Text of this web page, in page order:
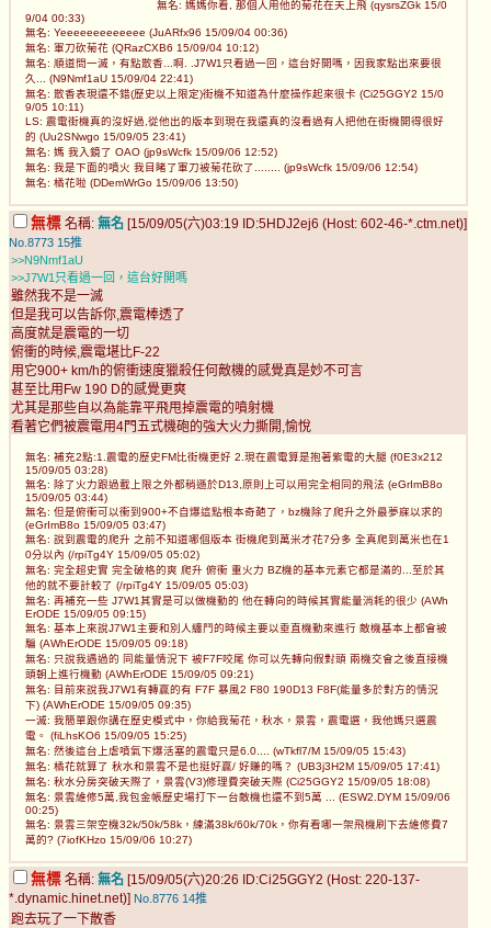
無名: 媽媽你看, 那個人用他的菊花在天上飛 (qysrsZGk 15/0
9/04 00:33)
無名: Yeeeeeeeeeeeee (JuARfx96 15/09/04 00:36)
無名: 軍刀砍菊花 (QRazCXB6 15/09/04 10:12)
無名: 順道問一滅，有點散香...啊. .J7W1只看過一回，這台好開嗎，因我家點出來要很
久... (N9Nmf1aU 15/09/04 22:41)
無名: 散香表現還不錯(歷史以上限定)街機不知道為什麼操作起來很卡 (Ci25GGY2 15/0
9/05 10:11)
LS: 震電街機真的沒好過,從他出的版本到現在我還真的沒看過有人把他在街機開得很好
的 (Uu2SNwgo 15/09/05 23:41)
無名: 媽 我入鏡了 OAO (jp9sWcfk 15/09/06 12:52)
無名: 我是下面的噴火 我目睹了軍刀被菊花砍了........ (jp9sWcfk 15/09/06 12:54)
無名: 橘花啦 (DDemWrGo 15/09/06 13:50)
無標 名稱: 無名 [15/09/05(六)03:19 ID:5HDJ2ej6 (Host: 602-46-*.ctm.net)]
No.8773 15推
>>N9Nmf1aU
>>J7W1只看過一回，這台好開嗎
雖然我不是一滅
但是我可以告訴你,震電棒透了
高度就是震電的一切
俯衝的時候,震電堪比F-22
用它900+ km/h的俯衝速度獵殺任何敵機的感覺真是妙不可言
甚至比用Fw 190 D的感覺更爽
尤其是那些自以為能靠平飛甩掉震電的噴射機
看著它們被震電用4門五式機砲的強大火力撕開,愉悅
無名: 補充2點:1.震電的歷史FM比街機更好 2.現在震電算是抱著紫電的大腿 (f0E3x212
15/09/05 03:28)
無名: 除了火力跟過載上限之外都稍遜於D13,原則上可以用完全相同的飛法 (eGrImB8o
15/09/05 03:44)
無名: 但是俯衝可以衝到900+不自爆這點根本奇葩了，bz機除了爬升之外最夢寐以求的
(eGrImB8o 15/09/05 03:47)
無名: 說到震電的爬升 之前不知道哪個版本 街機爬到萬米才花7分多 全真爬到萬米也在1
0分以內 (/rpiTg4Y 15/09/05 05:02)
無名: 完全超史實 完全破格的爽 爬升 俯衝 重火力 BZ機的基本元素它都是滿的...至於其
他的就不要計較了 (/rpiTg4Y 15/09/05 05:03)
無名: 再補充一些 J7W1其實是可以做機動的 他在轉向的時候其實能量消耗的很少 (AWh
ErODE 15/09/05 09:15)
無名: 基本上來說J7W1主要和別人纏鬥的時候主要以垂直機動來進行 敵機基本上都會被
騙 (AWhErODE 15/09/05 09:18)
無名: 只說我遇過的 同能量情況下 被F7F咬尾 你可以先轉向假對頭 兩機交會之後直接機
頭朝上進行機動 (AWhErODE 15/09/05 09:21)
無名: 目前來說我J7W1有轉贏的有 F7F 暴風2 F80 190D13 F8F(能量多於對方的情況
下) (AWhErODE 15/09/05 09:35)
一滅: 我簡單跟你講在歷史模式中，你給我菊花，秋水，景雲，震電選，我他媽只選震
電。 (fiLhsKO6 15/09/05 15:25)
無名: 然後這台上虐噴氣下爆活塞的震電只是6.0.... (wTkfl7/M 15/09/05 15:43)
無名: 橘花就算了 秋水和景雲不是也挺好贏/ 好賺的嗎？ (UB3j3H2M 15/09/05 17:41)
無名: 秋水分房突破天際了，景雲(V3)修理費突破天際 (Ci25GGY2 15/09/05 18:08)
無名: 景雲維修5萬,我包金帳歷史場打下一台敵機也還不到5萬 ... (ESW2.DYM 15/09/06
00:25)
無名: 景雲三架空機32k/50k/58k，練滿38k/60k/70k，你有看哪一架飛機刷下去維修費7
萬的? (7iofKHzo 15/09/06 10:27)
無標 名稱: 無名 [15/09/05(六)20:26 ID:Ci25GGY2 (Host: 220-137-
*.dynamic.hinet.net)] No.8776 14推
跑去玩了一下散香